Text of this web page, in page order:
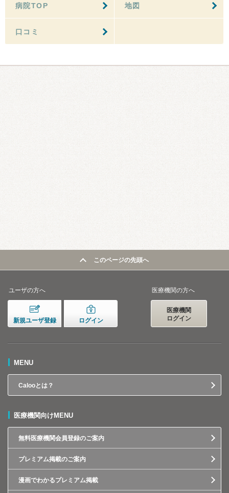
病院TOP 地図
口コミ
このページの先頭へ
ユーザの方へ
新規ユーザ登録 ログイン
医療機関の方へ
医療機関
ログイン
MENU
Calooとは？
医療機関向けMENU
無料医療機関会員登録のご案内
プレミアム掲載のご案内
漫画でわかるプレミアム掲載